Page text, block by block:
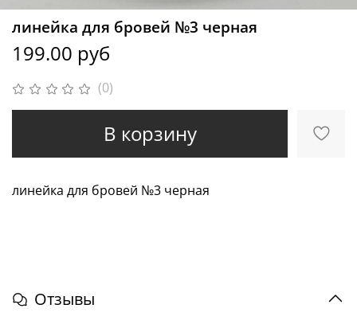
(0)
линейка для бровей №3 черная
199.00 руб
В корзину
линейка для бровей №3 черная
Отзывы